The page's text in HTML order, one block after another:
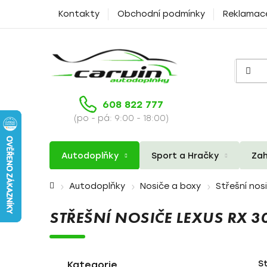
Kontakty Obchodní podmínky
608 822 777
(po - pá: 9:00 - 18:00)
Autodoplňky Sport a Hračky
Domů Autodoplňky Nosiče a boxy Střešní
STŘEŠNÍ NOSIČE LEXUS